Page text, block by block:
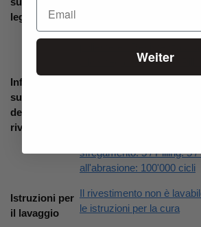
legno/pellicola
Informazioni
sul materiale
del
rivestimento
Composizione
poliestere / Resistenza
allo sfregamento: 4-5 /
all'abrasione: 15'000 cicli /
cotone / Resistenza alla
sfregamento: 5 / Pilling: 5
all'abrasione: 100'000 cicli
Istruzioni per
il lavaggio
Il rivestimento non è
le istruzioni per la cura
Weiter